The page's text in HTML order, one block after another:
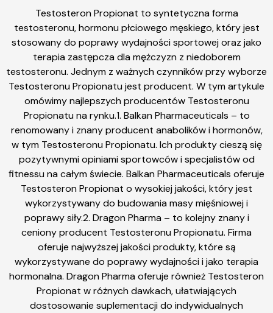
Testosteron Propionat to syntetyczna forma
testosteronu, hormonu płciowego męskiego, który jest
stosowany do poprawy wydajności sportowej oraz jako
terapia zastępcza dla mężczyzn z niedoborem
testosteronu. Jednym z ważnych czynników przy wyborze
Testosteronu Propionatu jest producent. W tym artykule
omówimy najlepszych producentów Testosteronu
Propionatu na rynku.1. Balkan Pharmaceuticals – to
renomowany i znany producent anabolików i hormonów,
w tym Testosteronu Propionatu. Ich produkty cieszą się
pozytywnymi opiniami sportowców i specjalistów od
fitnessu na całym świecie. Balkan Pharmaceuticals oferuje
Testosteron Propionat o wysokiej jakości, który jest
wykorzystywany do budowania masy mięśniowej i
poprawy siły.2. Dragon Pharma – to kolejny znany i
ceniony producent Testosteronu Propionatu. Firma
oferuje najwyższej jakości produkty, które są
wykorzystywane do poprawy wydajności i jako terapia
hormonalna. Dragon Pharma oferuje również Testosteron
Propionat w różnych dawkach, ułatwiających
dostosowanie suplementacji do indywidualnych